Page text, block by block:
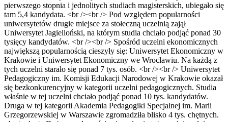
pierwszego stopnia i jednolitych studiach magisterskich, ubiegało się
tam 5,4 kandydata. <br /><br /> Pod względem popularności
uniwersytetów drugie miejsce za stołeczną uczelnią zajął
Uniwersytet Jagielloński, na którym studia chciało podjąć ponad 30
tysięcy kandydatów. <br /><br /> Spośród uczelni ekonomicznych
największą popularnością cieszyły się: Uniwersytet Ekonomiczny w
Krakowie i Uniwersytet Ekonomiczny we Wrocławiu. Na każdą z
tych uczelni starało się ponad 7 tys. osób. <br /><br /> Uniwersytet
Pedagogiczny im. Komisji Edukacji Narodowej w Krakowie okazał
się bezkonkurencyjny w kategorii uczelni pedagogicznych. Studia
właśnie w tej uczelni chciało podjąć ponad 10 tys. kandydatów.
Druga w tej kategorii Akademia Pedagogiki Specjalnej im. Marii
Grzegorzewskiej w Warszawie zgromadziła blisko 4 tys. chętnych.